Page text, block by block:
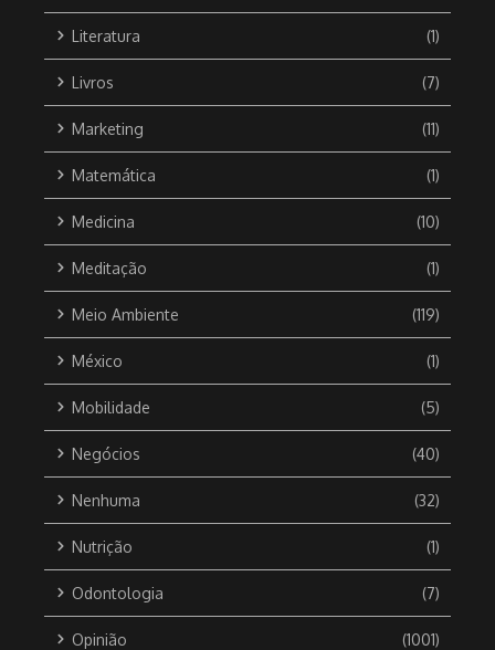
Literatura (1)
Livros (7)
Marketing (11)
Matemática (1)
Medicina (10)
Meditação (1)
Meio Ambiente (119)
México (1)
Mobilidade (5)
Negócios (40)
Nenhuma (32)
Nutrição (1)
Odontologia (7)
Opinião (1001)